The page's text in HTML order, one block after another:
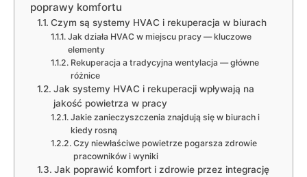
poprawy komfortu
Czym są systemy HVAC i rekuperacja w biurach
Jak działa HVAC w miejscu pracy — kluczowe
elementy
Rekuperacja a tradycyjna wentylacja — główne
różnice
Jak systemy HVAC i rekuperacji wpływają na
jakość powietrza w pracy
Jakie zanieczyszczenia znajdują się w biurach i
kiedy rosną
Czy niewłaściwe powietrze pogarsza zdrowie
pracowników i wyniki
Jak poprawić komfort i zdrowie przez integrację